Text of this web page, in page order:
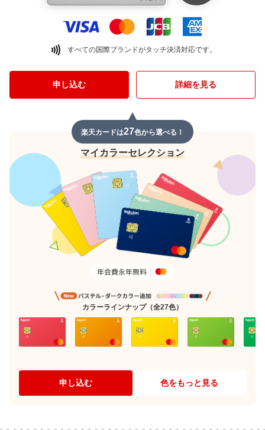
すべての国際ブランドがタッチ決済対応です。
申し込む 詳細を見る
楽天カードは27色から選べる！
マイカラーセレクション
カラーラインナップ（全27色）
申し込む 色をもっと見る